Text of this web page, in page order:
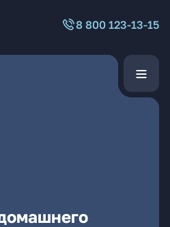
8 800 123-13-15